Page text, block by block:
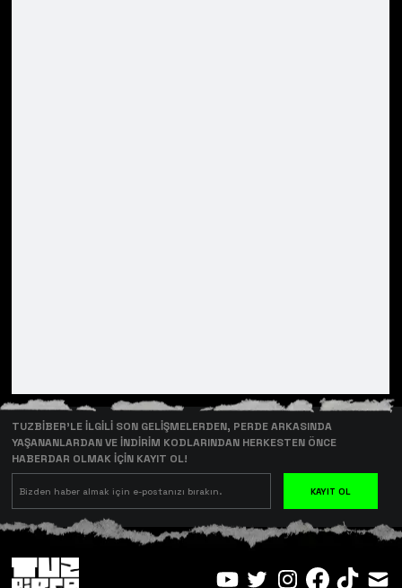
TUZBİBER’LE İLGİLİ SON GELİŞMELERDEN, PERDE ARKASINDA
YAŞANANLARDAN VE İNDİRİM KODLARINDAN HERKESTEN ÖNCE
HABERDAR OLMAK İÇİN KAYIT OL!
KAYIT OL